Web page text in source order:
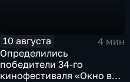
10 августа
4 мин
Определились
победители 34-го
кинофестиваля «Окно в